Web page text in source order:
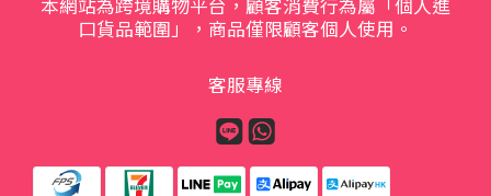
口貨品範圍」，商品僅限顧客個人使用。
客服專線